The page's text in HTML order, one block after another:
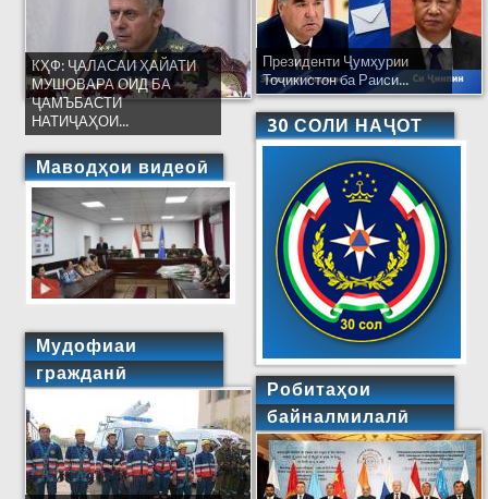
КҲФ: ҶАЛАСАИ ҲАЙАТИ
МУШОВАРА ОИД БА
ҶАМЪБАСТИ
НАТИҶАҲОИ...
Маводҳои видеоӣ
Мудофиаи
гражданӣ
Президенти Ҷумҳурии
Тоҷикистон ба Раиси...
30 СОЛИ НАҶОТ
Робитаҳои
байналмилалӣ